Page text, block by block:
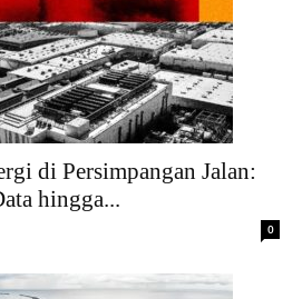
di Persimpangan Jalan:
hingga...
0